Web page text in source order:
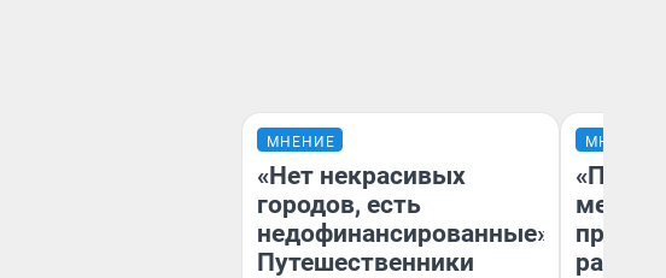
МНЕНИЕ
«Нет некрасивых
городов, есть
недофинансированные».
Путешественники
МНЕНИЕ